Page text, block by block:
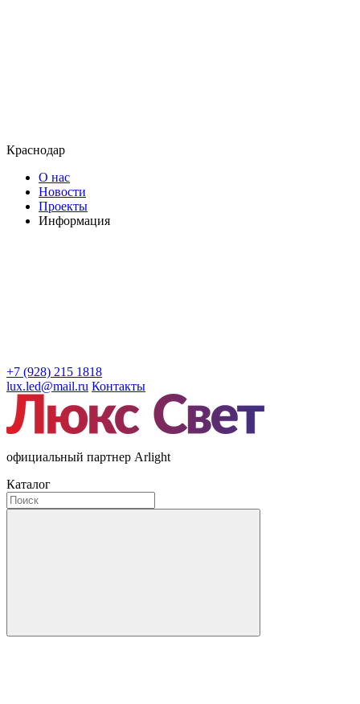
Краснодар
О нас
Новости
Проекты
Информация
+7 (928) 215 1818
lux.led@mail.ru Контакты
официальный партнер Arlight
Каталог